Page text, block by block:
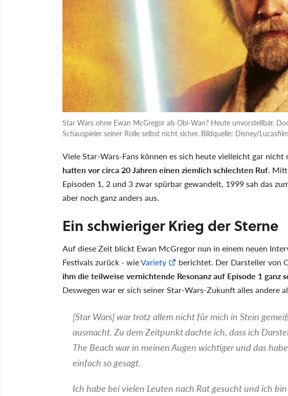
Star Wars ohne Ewan McGregor als Obi-Wan? Heute unvorstellbar.
Schauspieler seiner Rolle selbst nicht sicher. Bildquelle: Disney/Lucasfilm
Viele Star-Wars-Fans können es sich heute vielleicht gar nicht
hatten vor circa 20 Jahren einen ziemlich schlechten Ruf.
Episoden 1, 2 und 3 zwar spürbar gewandelt, 1999 sah das
aber noch ganz anders aus.
Ein schwieriger Krieg der Sterne
Auf diese Zeit blickt Ewan McGregor nun in einem neuen
Festivals zurück - wieVariety berichtet. Der Darsteller von
ihm die teilweise vernichtende Resonanz auf Episode 1 ganz
Deswegen war er sich seiner Star-Wars-Zukunft alles andere
[Star Wars] war trotz allem nicht für mich in Stein
ausmacht. Zu dem Zeitpunkt dachte ich, dass ich
The Beach war in meinen Augen wichtiger und das
einfach so gesagt.
Ich habe bei vielen Leuten nach Rat gesucht und ich